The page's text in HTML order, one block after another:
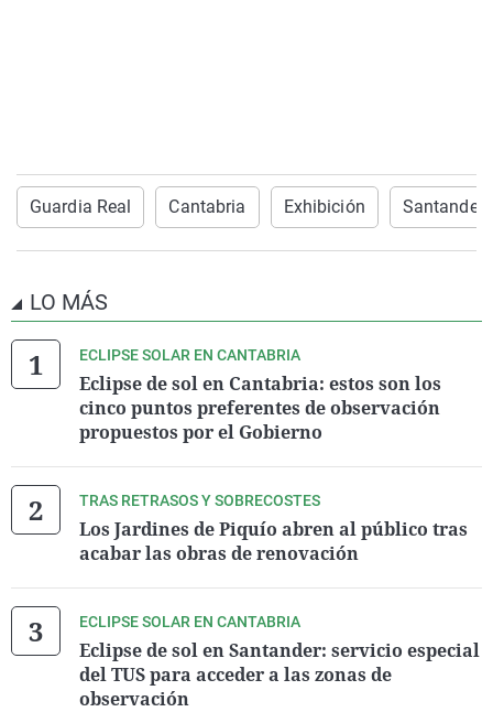
Guardia Real Cantabria Exhibición Santander
LO MÁS
ECLIPSE SOLAR EN CANTABRIA
Eclipse de sol en Cantabria: estos son los
cinco puntos preferentes de observación
propuestos por el Gobierno
TRAS RETRASOS Y SOBRECOSTES
Los Jardines de Piquío abren al público tras
acabar las obras de renovación
ECLIPSE SOLAR EN CANTABRIA
Eclipse de sol en Santander: servicio especial
del TUS para acceder a las zonas de
observación